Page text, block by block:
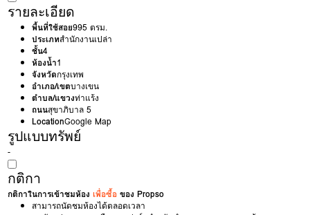
รายละเอียด
พื้นที่ใช้สอย995 ตรม.
ประเภทสำนักงานเปล่า
ชั้น4
ห้องน้ำ1
จังหวัดกรุงเทพ
อำเภอ/เขตบางเขน
ตำบล/แขวงท่าแร้ง
ถนนสุขาภิบาล 5
LocationGoogle Map
รูปแบบทรัพย์
-
กติกา
กติกาในการเข้าชมห้องเพื่อซื้อ ของ Propso
สามารถนัดชมห้องได้ตลอดเวลา